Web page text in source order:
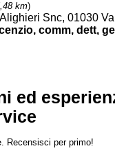
km)
Snc, 01030
comm, dett,
ed
Recensisci per primo!